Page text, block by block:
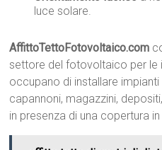
luce solare.
AffittoTettoFotovoltaico.com
settore del fotovoltaico per le
occupano di installare
capannoni, magazzini,
in presenza di una copertura